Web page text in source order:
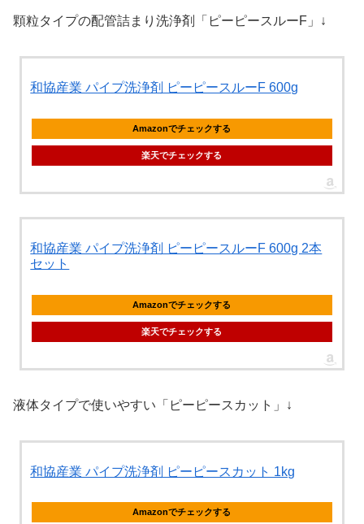
顆粒タイプの配管詰まり洗浄剤「ピーピースルーF」↓
和協産業 パイプ洗浄剤 ピーピースルーF 600g
Amazonでチェックする
楽天でチェックする
和協産業 パイプ洗浄剤 ピーピースルーF 600g 2本
セット
Amazonでチェックする
楽天でチェックする
液体タイプで使いやすい「ピーピースカット」↓
和協産業 パイプ洗浄剤 ピーピースカット 1kg
Amazonでチェックする